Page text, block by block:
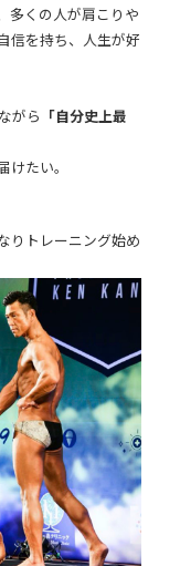
多くの人が肩こりや
信を持ち、人生が好
がら 「自分史上最
たい。
りトレーニング始め